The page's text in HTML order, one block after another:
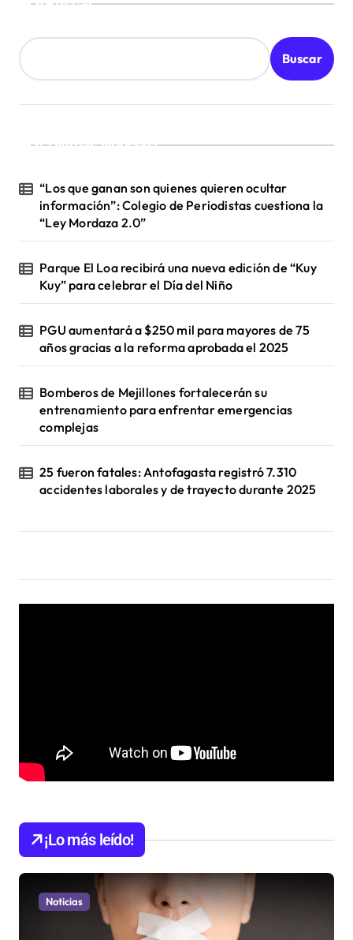
d
s
Buscar
¡Ultimas Noticias!
“Los que ganan son quienes quieren ocultar
información”: Colegio de Periodistas cuestiona la
“Ley Mordaza 2.0”
Parque El Loa recibirá una nueva edición de “Kuy
Kuy” para celebrar el Día del Niño
PGU aumentará a $250 mil para mayores de 75
años gracias a la reforma aprobada el 2025
Bomberos de Mejillones fortalecerán su
entrenamiento para enfrentar emergencias
complejas
25 fueron fatales: Antofagasta registró 7.310
accidentes laborales y de trayecto durante 2025
¡Lo más leído!
Noticias